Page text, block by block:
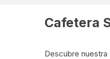
Cafetera
Descubre